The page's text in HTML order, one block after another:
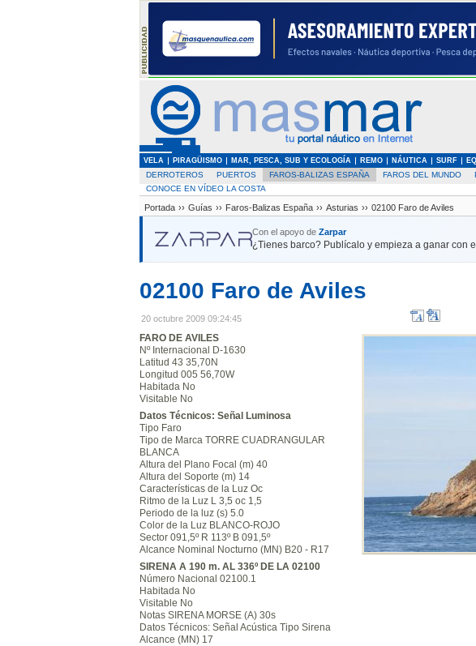
VELA PIRAGÜISMO MAR, PESCA, SUB Y ECOLOGÍA REMO NÁUTICA SURF
DERROTEROS PUERTOS FAROS-BALIZAS ESPAÑA FAROS DEL MUNDO
CONOCE EN VÍDEO LA COSTA
Portada ›› Guías ›› Faros-Balizas España ›› Asturias ›› 02100 Faro de Aviles
Con el apoyo de Zarpar
¿Tienes barco? Publícalo y empieza a ganar con
02100 Faro de Aviles
20 octubre 2009 09:24:45
FARO DE AVILES
Nº Internacional D-1630
Latitud 43 35,70N
Longitud 005 56,70W
Habitada No
Visitable No
Datos Técnicos: Señal Luminosa
Tipo Faro
Tipo de Marca TORRE CUADRANGULAR
BLANCA
Altura del Plano Focal (m) 40
Altura del Soporte (m) 14
Características de la Luz Oc
Ritmo de la Luz L 3,5 oc 1,5
Periodo de la luz (s) 5.0
Color de la Luz BLANCO-ROJO
Sector 091,5º R 113º B 091,5º
Alcance Nominal Nocturno (MN) B20 - R17
SIRENA A 190 m. AL 336º DE LA 02100
Número Nacional 02100.1
Habitada No
Visitable No
Notas SIRENA MORSE (A) 30s
Datos Técnicos: Señal Acústica Tipo Sirena
Alcance (MN) 17